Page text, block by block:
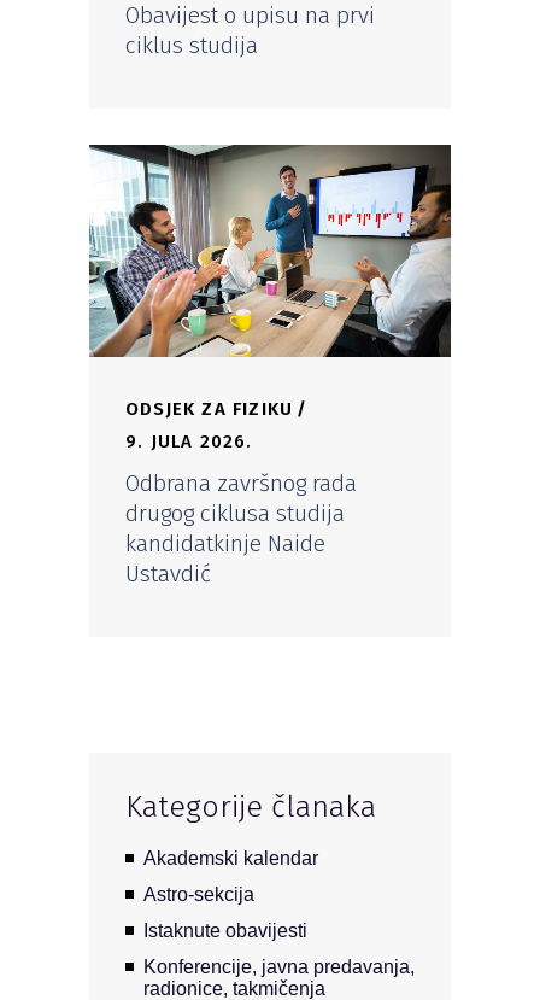
Obavijest o upisu na prvi
ciklus studija
ODSJEK ZA FIZIKU
9. JULA 2026.
Odbrana završnog rada
drugog ciklusa studija
kandidatkinje Naide
Ustavdić
Kategorije članaka
Akademski kalendar
Astro-sekcija
Istaknute obavijesti
Konferencije, javna predavanja,
radionice, takmičenja